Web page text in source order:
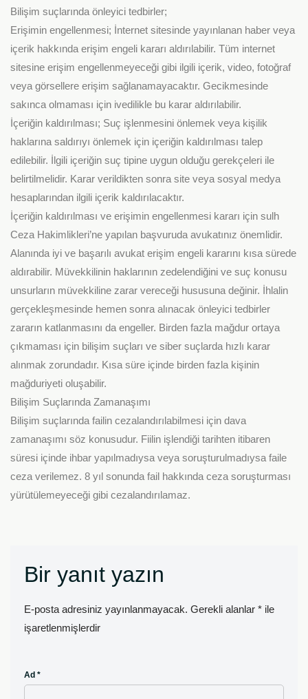
Bilişim suçlarında önleyici tedbirler;
Erişimin engellenmesi; İnternet sitesinde yayınlanan haber veya
içerik hakkında erişim engeli kararı aldırılabilir. Tüm internet
sitesine erişim engellenmeyeceği gibi ilgili içerik, video, fotoğraf
veya görsellere erişim sağlanamayacaktır. Gecikmesinde
sakınca olmaması için ivedilikle bu karar aldırılabilir.
İçeriğin kaldırılması; Suç işlenmesini önlemek veya kişilik
haklarına saldırıyı önlemek için içeriğin kaldırılması talep
edilebilir. İlgili içeriğin suç tipine uygun olduğu gerekçeleri ile
belirtilmelidir. Karar verildikten sonra site veya sosyal medya
hesaplarından ilgili içerik kaldırılacaktır.
İçeriğin kaldırılması ve erişimin engellenmesi kararı için sulh
Ceza Hakimlikleri’ne yapılan başvuruda avukatınız önemlidir.
Alanında iyi ve başarılı avukat erişim engeli kararını kısa sürede
aldırabilir. Müvekkilinin haklarının zedelendiğini ve suç konusu
unsurların müvekkiline zarar vereceği hususuna değinir. İhlalin
gerçekleşmesinde hemen sonra alınacak önleyici tedbirler
zararın katlanmasını da engeller. Birden fazla mağdur ortaya
çıkmaması için bilişim suçları ve siber suçlarda hızlı karar
alınmak zorundadır. Kısa süre içinde birden fazla kişinin
mağduriyeti oluşabilir.
Bilişim Suçlarında Zamanaşımı
Bilişim suçlarında failin cezalandırılabilmesi için dava
zamanaşımı söz konusudur. Fiilin işlendiği tarihten itibaren
süresi içinde ihbar yapılmadıysa veya soruşturulmadıysa faile
ceza verilemez. 8 yıl sonunda fail hakkında ceza soruşturması
yürütülemeyeceği gibi cezalandırılamaz.
Bir yanıt yazın
E-posta adresiniz yayınlanmayacak. Gerekli alanlar * ile
işaretlenmişlerdir
Ad *